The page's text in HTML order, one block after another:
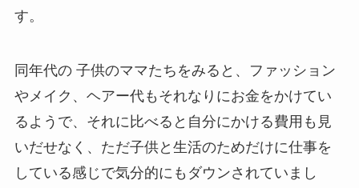
す。
同年代の 子供のママたちをみると、ファッション
やメイク、ヘアー代もそれなりにお金をかけてい
るようで、それに比べると自分にかける費用も見
いだせなく、ただ子供と生活のためだけに仕事を
している感じで気分的にもダウンされていまし